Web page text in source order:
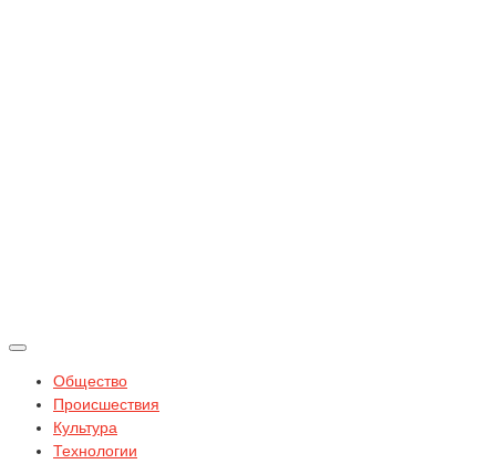
Общество
Происшествия
Культура
Технологии